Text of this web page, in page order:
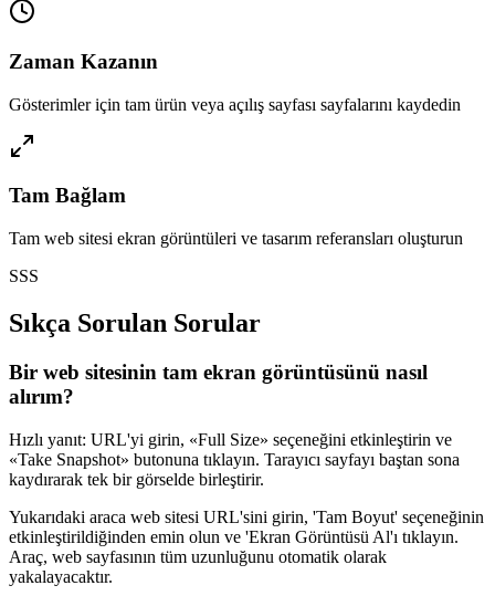
Zaman Kazanın
Gösterimler için tam ürün veya açılış sayfası sayfalarını kaydedin
Tam Bağlam
Tam web sitesi ekran görüntüleri ve tasarım referansları oluşturun
SSS
Sıkça Sorulan Sorular
Bir web sitesinin tam ekran görüntüsünü nasıl
alırım?
Hızlı yanıt: URL'yi girin, «Full Size» seçeneğini etkinleştirin ve
«Take Snapshot» butonuna tıklayın. Tarayıcı sayfayı baştan sona
kaydırarak tek bir görselde birleştirir.
Yukarıdaki araca web sitesi URL'sini girin, 'Tam Boyut' seçeneğinin
etkinleştirildiğinden emin olun ve 'Ekran Görüntüsü Al'ı tıklayın.
Araç, web sayfasının tüm uzunluğunu otomatik olarak
yakalayacaktır.